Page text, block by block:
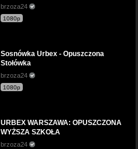
brzoza24
1080p
Sosnówka Urbex - Opuszczona
Stołówka
brzoza24
1080p
URBEX WARSZAWA: OPUSZCZONA
WYŻSZA SZKOŁA
brzoza24